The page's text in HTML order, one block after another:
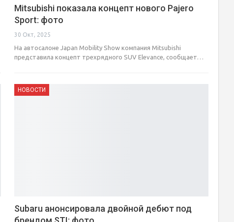
Mitsubishi показала концепт нового Pajero
Sport: фото
30 Окт, 2025
На автосалоне Japan Mobility Show компания Mitsubishi
представила концепт трехрядного SUV Elevance, сообщает…
НОВОСТИ
Subaru анонсировала двойной дебют под